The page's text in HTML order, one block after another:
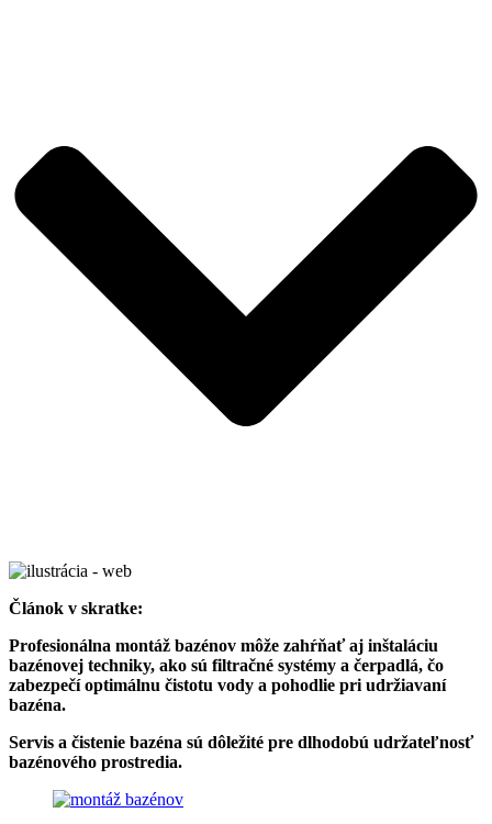
Článok v skratke:
Profesionálna montáž bazénov môže zahŕňať aj inštaláciu
bazénovej techniky, ako sú filtračné systémy a čerpadlá, čo
zabezpečí optimálnu čistotu vody a pohodlie pri udržiavaní
bazéna.
Servis a čistenie bazéna sú dôležité pre dlhodobú udržateľnosť
bazénového prostredia.